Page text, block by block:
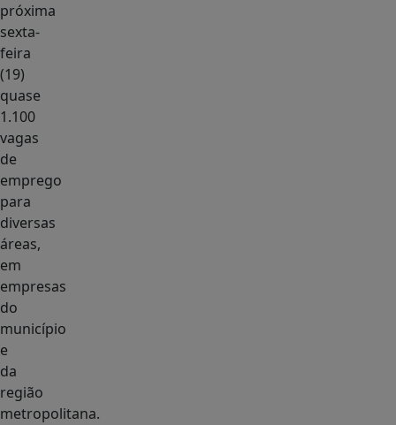
próxima
sexta-
feira
(19)
quase
1.100
vagas
de
emprego
para
diversas
áreas,
em
empresas
do
município
e
da
região
metropolitana.